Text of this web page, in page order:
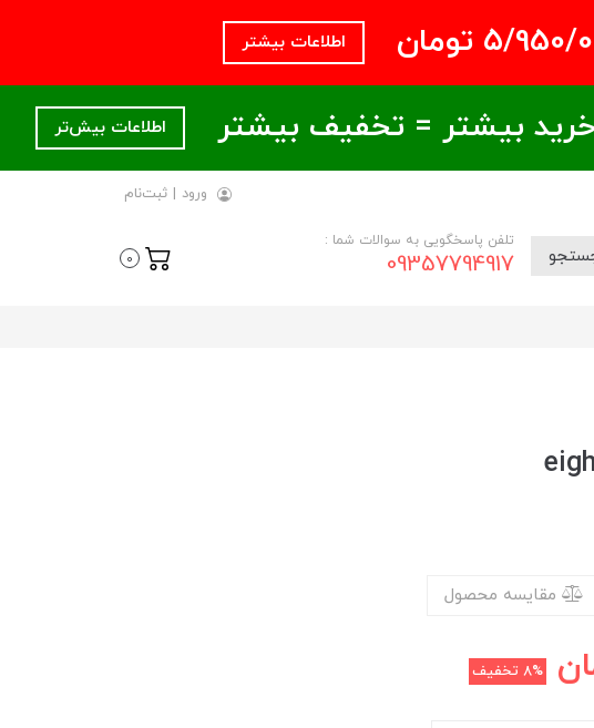
اطلاعات بیشتر
اطلاعات بیش‌تر
ورود | ثبت‌نام
تلفن پاسخگویی به سوالات شما :
09357794917
0
مقایسه محصول
8% تخفیف